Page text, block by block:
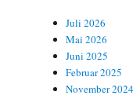
Juli 2026
Mai 2026
Juni 2025
Februar 2025
November 2024